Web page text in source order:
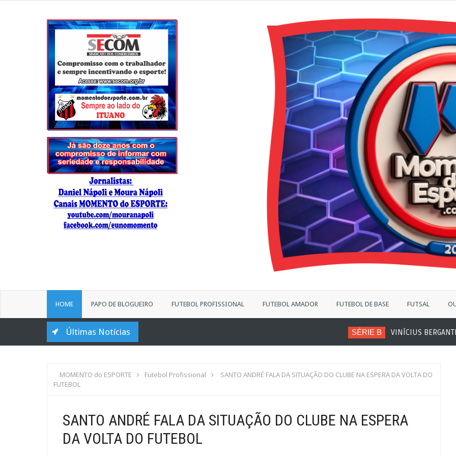
HOME PAPO DE BLOGUEIRO FUTEBOL PROFISSIONAL FUTEBOL AMADOR FUTEBOL DE BASE FUTSAL
Últimas Notícias VINÍCIUS BERGANTIN ACERTA COM
MOMENTO do ESPORTE Futebol Profissional
SANTO ANDRÉ FALA DA SITUAÇÃO DO CLUBE NA ESPERA DA VOLTA DO
FUTEBOL
SANTO ANDRÉ FALA DA SITUAÇÃO DO CLUBE NA ESPERA
DA VOLTA DO FUTEBOL